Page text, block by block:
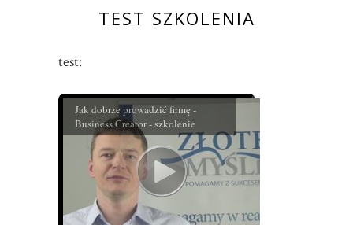
TEST SZKOLENIA
test:
Jak dobrze prowadzić firmę -
Business Creator - szkolenie